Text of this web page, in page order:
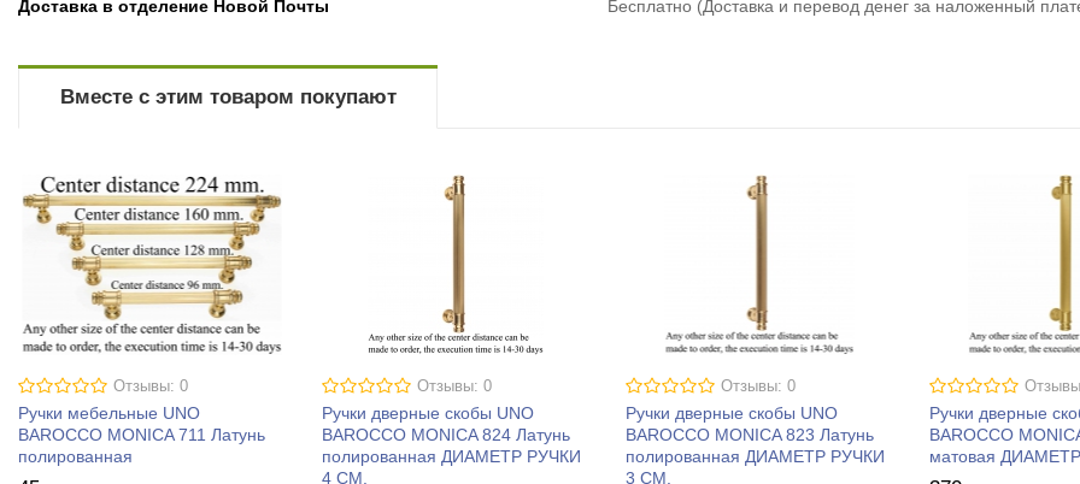
Доставка в отделение Новой Почты Бесплатно (Доставка и перевод денег за наложенный
Вместе с этим товаром покупают
Отзывы: 0
Ручки мебельные UNO
BAROCCO MONICA 711 Латунь
полированная
Отзывы: 0
Ручки дверные скобы UNO
BAROCCO MONICA 824 Латунь
полированная ДИАМЕТР РУЧКИ
4 СМ.
Отзывы: 0
Ручки дверные скобы UNO
BAROCCO MONICA 823 Латунь
полированная ДИАМЕТР РУЧКИ
3 СМ.
Ручки дверные
BAROCCO
матовая